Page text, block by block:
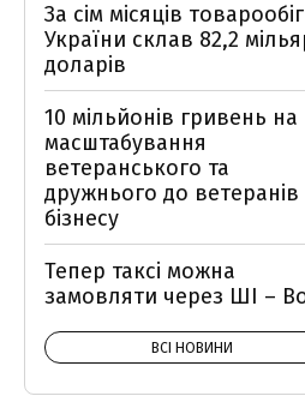
За сім місяців товарообіг
України склав 82,2
доларів
10 мільйонів гривень на
масштабування
ветеранського та
дружнього до ветеранів
бізнесу
Тепер таксі можна
замовляти через ШІ –
ВСІ НОВИНИ